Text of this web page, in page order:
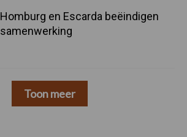
Homburg en Escarda beëindigen
samenwerking
Toon meer